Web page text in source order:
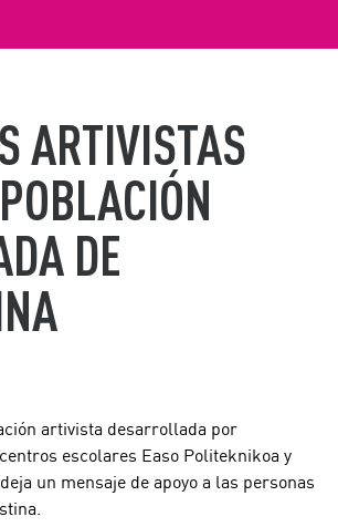
ARTIVISTAS
DE
artivista desarrollada por
escolares Easo Politeknikoa y
un mensaje de apoyo a las personas